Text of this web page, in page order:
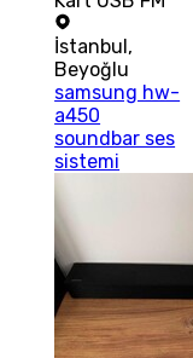
İstanbul,
Beyoğlu
samsung hw-
a450
soundbar ses
sistemi